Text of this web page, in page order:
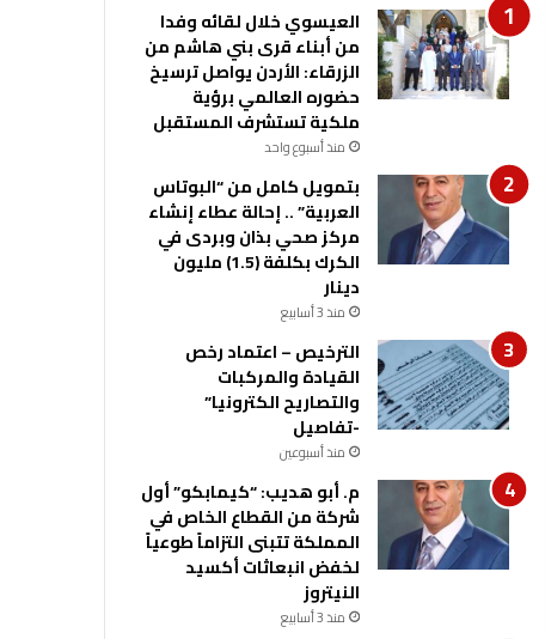
العيسوي خلال لقائه وفدا
من أبناء قرى بني هاشم من
الزرقاء: الأردن يواصل ترسيخ
حضوره العالمي برؤية
ملكية تستشرف المستقبل
منذ أسبوع واحد
بتمويل كامل من “البوتاس
العربية” .. إحالة عطاء إنشاء
مركز صحي بذان وبردى في
الكرك بكلفة (1.5) مليون
دينار
منذ 3 أسابيع
الترخيص – اعتماد رخص
القيادة والمركبات
والتصاريح الكترونيا”
-تفاصيل
منذ أسبوعين
م. أبو هديب: “كيمابكو” أول
شركة من القطاع الخاص في
المملكة تتبنى التزاماً طوعياً
لخفض انبعاثات أكسيد
النيتروز
منذ 3 أسابيع